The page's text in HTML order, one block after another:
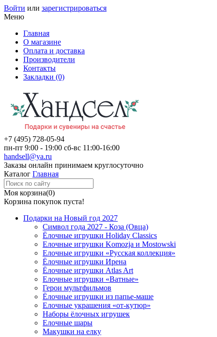
Войти или зарегистрироваться
Меню
Главная
О магазине
Оплата и доставка
Производители
Контакты
Закладки (0)
+7 (495) 728-05-94
пн-пт 9:00 - 19:00 сб-вс 11:00-16:00
handsell@ya.ru
Заказы онлайн принимаем круглосуточно
Каталог Главная
Моя корзина(0)
Корзина покупок пуста!
Подарки на Новый год 2027
Символ года 2027 - Коза (Овца)
Ёлочные игрушки Holiday Classics
Елочные игрушки Komozja и Mostowski
Елочные игрушки «Русская коллекция»
Ёлочные игрушки Ирена
Ёлочные игрушки Atlas Art
Елочные игрушки «Ватные»
Герои мультфильмов
Ёлочные игрушки из папье-маше
Елочные украшения «от-кутюр»
Наборы ёлочных игрушек
Елочные шары
Макушки на елку